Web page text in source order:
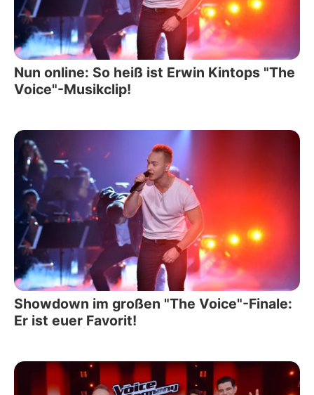
Nun online: So heiß ist Erwin Kintops "The
Voice"-Musikclip!
Showdown im großen "The Voice"-Finale:
Er ist euer Favorit!